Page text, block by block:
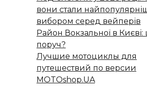
вони стали
вибором серед вейперів
Район Вокзальної в Києві:
поруч?
Лучшие мотоциклы для
путешествий по версии
MOTOshop.UA